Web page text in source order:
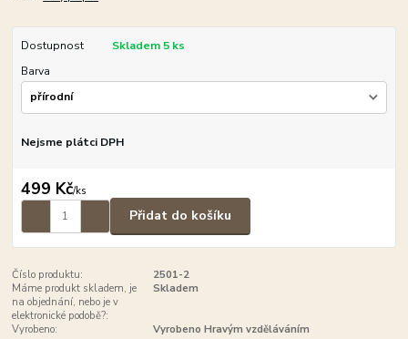
Dostupnost
Skladem 5 ks
Barva
Nejsme plátci DPH
499 Kč/ks
Přidat do košíku
Číslo produktu:
2501-2
Máme produkt skladem, je
na objednání, nebo je v
elektronické podobě?:
Skladem
Vyrobeno: Vyrobeno Hravým vzděláváním